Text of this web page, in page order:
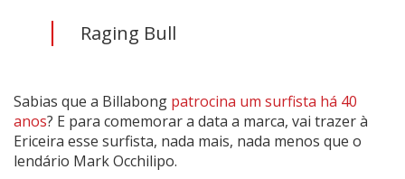
Raging Bull
Sabias que a Billabong patrocina um surfista há 40
anos? E para comemorar a data a marca, vai trazer à
Ericeira esse surfista, nada mais, nada menos que o
lendário Mark Occhilipo.